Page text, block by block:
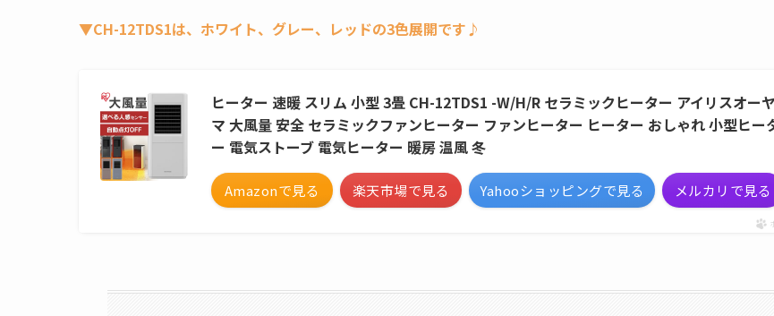
▼CH-12TDS1は、ホワイト、グレー、レッドの3色展開です♪
ヒーター 速暖 スリム 小型 3畳 CH-12TDS1 -W/H/R セラミックヒーター アイリスオーヤ
マ 大風量 安全 セラミックファンヒーター ファンヒーター ヒーター おしゃれ 小型ヒー
ー 電気ストーブ 電気ヒーター 暖房 温風 冬
Amazonで見る 楽天市場で見る Yahooショッピングで見る メルカリで見る